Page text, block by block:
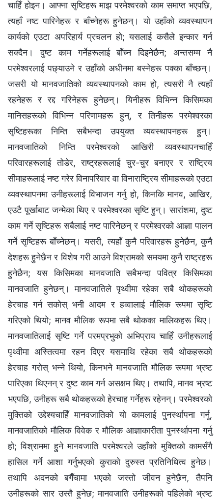
चाहिँ होइन। आफ्ना सृष्टिहरू माझ परमेश्‍वरको काम समाप्‍त भएपछि,
त्यहाँ नष्ट पारिनेहरू र बाँच्नेहरू हुनेछन्। यो उहाँको व्यवस्थापन
कार्यको एउटा अपरिहार्य प्रचलन हो; यसलाई कसैले इन्कार गर्न
सक्दैन। दुष्ट काम गर्नेहरूलाई बाँच्न दिइनेछैन; अन्तसम्म नै
परमेश्‍वरलाई पछ्याउने र उहाँको अधीनमा बस्नेहरू पक्का बाँच्छन्।
जसरी यो मानवजातिको व्यवस्थापनको काम हो, त्यसरी नै त्यहाँ
रहनेहरू र रद्द गरिनेहरू हुनेछन्। यिनीहरू विभिन्न किसिमका
मानिसहरूको विभिन्न परिणामहरू हुन्, र तिनीहरू परमेश्‍वरका
सृष्टिहरूका निम्ति सबैभन्दा उपयुक्त व्यवस्थापनहरू हुन्।
मानवजातिको निम्ति परमेश्‍वरको आखिरी व्यवस्थापनचाहिँ
परिवारहरूलाई तोडेर, राष्ट्रहरूलाई चुर-चुर बनाएर र राष्ट्रिय
सीमाहरूलाई नष्ट गरेर विनापरिवार वा विनाराष्ट्रिय सीमाहरूको एउटा
व्यवस्थापनमा उनीहरूलाई विभाजन गर्नु हो, किनकि मानव, आखिर,
एउटै पूर्खाबाट जन्मेका थिए र परमेश्‍वरका सृष्टि हुन्। सारांशमा, दुष्ट
काम गर्ने सृष्टिहरू सबैलाई नष्ट पारिनेछन् र परमेश्‍वरको आज्ञा पालन
गर्ने सृष्टिहरू बाँच्नेछन्। यसरी, त्यहाँ कुनै परिवारहरू हुनेछैन, कुनै
देशहरू हुनेछैन र विशेष गरी आउने विश्रामको समयमा कुनै राष्ट्रहरू
हुनेछैन; यस किसिमका मानवजाति सबैभन्दा पवित्र किसिमका
मानवजाति हुनेछन्। मानवजातिले पृथ्वीमा रहेका सबै थोकहरूको
हेरचाह गर्न सकोस् भनी आदम र हव्वालाई मौलिक रूपमा सृष्टि
गरिएको थियो; मानव मौलिक रूपमा सबै थोकका मालिकहरू थिए।
मानवजातिलाई सृष्टि गर्ने परमप्रभुको अभिप्राय चाहिँ उनीहरूलाई
पृथ्वीमा अस्तित्वमा रहन दिएर यसमाथि रहेका सबै थोकहरूको
हेरचाह गरोस् भन्ने थियो, किनभने मानवजाति मौलिक रूपमा भ्रष्ट
पारिएका थिएनन् र दुष्ट काम गर्न असक्षम थिए। तथापि, मानव भ्रष्ट
भएपछि, उनीहरू सबै थोकहरूको हेरचाह गर्नेहरू रहेनन्। परमेश्‍वरको
मुक्तिको उद्देश्यचाहिँ मानवजातिको यो कामलाई पुनर्स्थापना गर्नु,
मानवजातिको मौलिक विवेक र मौलिक आज्ञाकारीता पुनर्स्थापना गर्नु
हो; विश्राममा हुने मानवजाति परमेश्‍वरले उहाँको मुक्तिको कामसँगै
हासिल गर्ने आशा गर्नुभएको कुराको दुरुस्त प्रतिनिधित्व हुनेछ।
तथापि अदनको बगैँचामा भएको जस्तो जीवन हुनेछैन, तैपनि
उनीहरूको सार उस्तै हुनेछ; मानवजाति उनीहरूको पहिलेको भ्रष्ट